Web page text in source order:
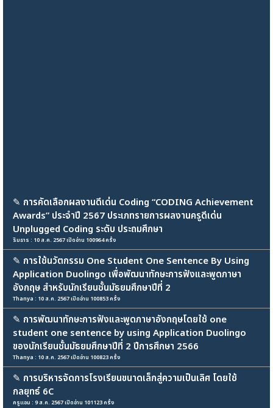
✎ การคัดเลือกผลงานดีเด่น Coding “CODING Achievement
Awards” ประจําปี 2567 ประเภทรายการผลงานครูดีเด่น
Unplugged Coding ระดับ ประถมศึกษา
ริมธาร : 10 ส.ค. 2567 เปิดอ่าน 100964 ครั้ง
✎ การใช้นวัตกรรม One Student One Sentence By Using
Application Duolingo เพื่อพัฒนาทักษะการฟังและพูดภาษา
อังกฤษ สำหรับนักเรียนชั้นมัธยมศึกษาปีที่ 2
Thanya : 10 ส.ค. 2567 เปิดอ่าน 100853 ครั้ง
✎ การพัฒนาทักษะการฟังและพูดภาษาอังกฤษโดยใช้ one
student one sentence by using Application Duolingo
ของนักเรียนชั้นมัธยมศึกษาปีที่ 2 ปีการศึกษา 2566
Thanya : 10 ส.ค. 2567 เปิดอ่าน 100823 ครั้ง
✎ การบริหารจัดการโรงเรียนขนาดเล็กสู่ความเป็นเลิศ โดยใช้
กลยุทธ์ 6C
ครูแอม : 9 ส.ค. 2567 เปิดอ่าน 101123 ครั้ง